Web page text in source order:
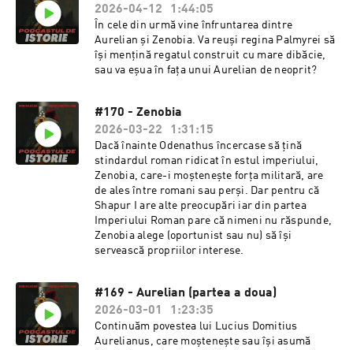
2026-04-12
1:44:05
În cele din urmă vine înfruntarea dintre
Aurelian și Zenobia. Va reuși regina Palmyrei să
își mențină regatul construit cu mare dibăcie,
sau va eșua în fața unui Aurelian de neoprit?
#170 - Zenobia
2026-03-22
1:31:15
Dacă înainte Odenathus încercase să țină
stindardul roman ridicat în estul imperiului,
Zenobia, care-i moștenește forța militară, are
de ales între romani sau perși. Dar pentru că
Shapur I are alte preocupări iar din partea
Imperiului Roman pare că nimeni nu răspunde,
Zenobia alege (oportunist sau nu) să își
servească propriilor interese.
#169 - Aurelian (partea a doua)
2026-03-01
1:23:35
Continuăm povestea lui Lucius Domitius
Aurelianus, care moștenește sau își asumă